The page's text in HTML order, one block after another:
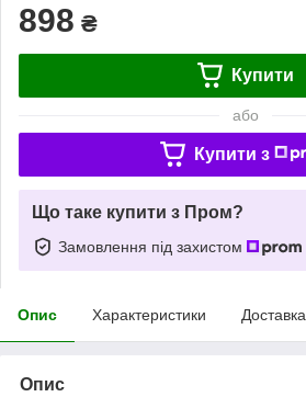
898 ₴
Купити
або
Купити з
Що таке купити з Пром?
Замовлення під захистом
Опис Характеристики Доставка
Опис